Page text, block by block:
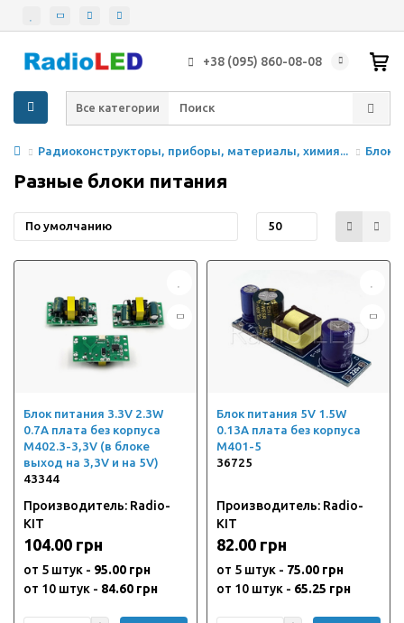
+38 (095) 860-08-08
Все категории
Радиоконструкторы, приборы, материалы, химия... Блоки
Разные блоки питания
Блок питания 3.3V 2.3W
0.7A плата без корпуса
M402.3-3,3V (в блоке
выход на 3,3V и на 5V)
43344
Производитель: Radio-
KIT
104.00 грн
от 5 штук - 95.00 грн
от 10 штук - 84.60 грн
Блок питания 5V 1.5W
0.13A плата без корпуса
M401-5
36725
Производитель: Radio-
KIT
82.00 грн
от 5 штук - 75.00 грн
от 10 штук - 65.25 грн